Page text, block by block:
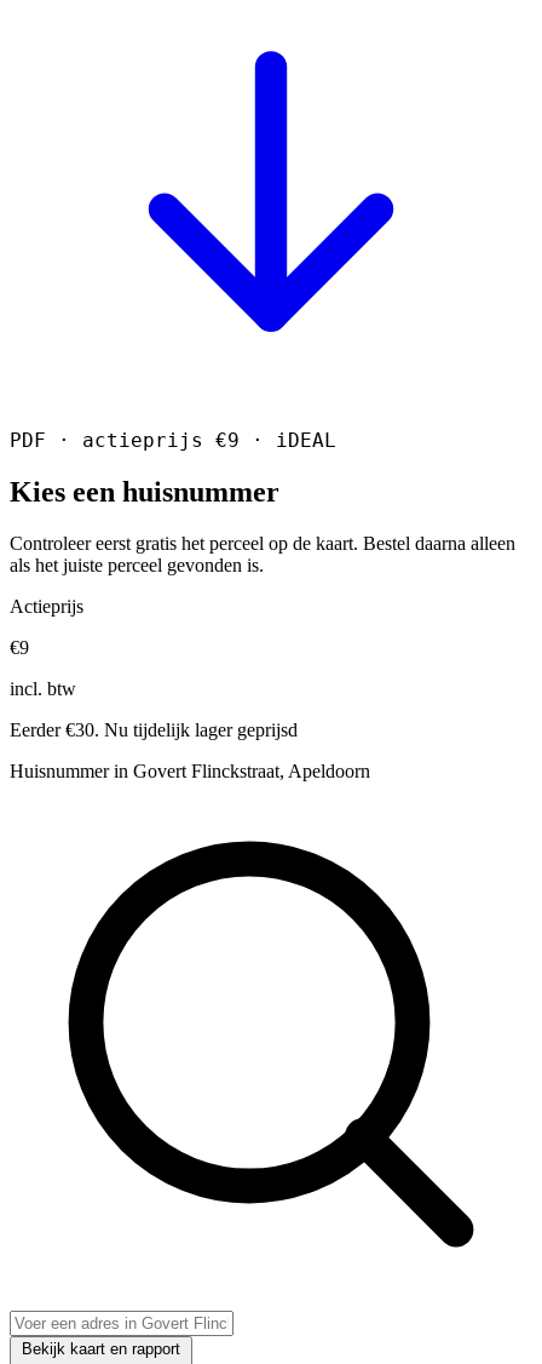
PDF · actieprijs €9 · iDEAL
Kies een huisnummer
Controleer eerst gratis het perceel op de kaart. Bestel daarna alleen
als het juiste perceel gevonden is.
Actieprijs
€9
incl. btw
Eerder €30. Nu tijdelijk lager geprijsd
Huisnummer in Govert Flinckstraat, Apeldoorn
Bekijk kaart en rapport